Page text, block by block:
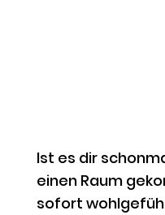
Ist es dir
einen Raum
sofort